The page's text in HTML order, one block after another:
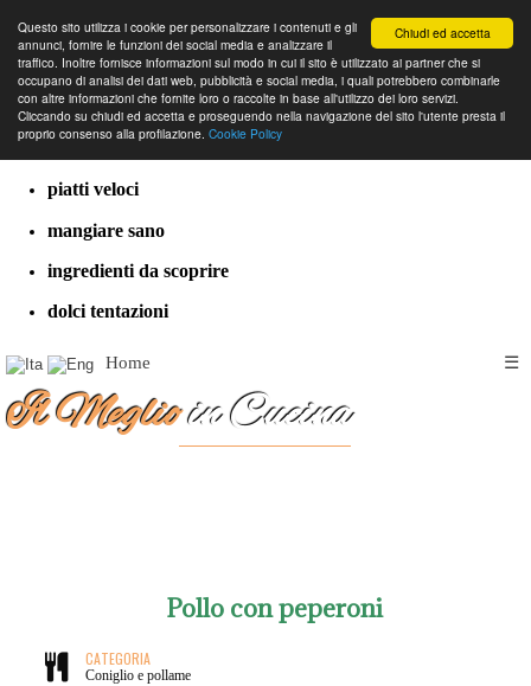
Chiudi ed accetta
Questo sito utilizza i cookie per personalizzare i contenuti e gli
annunci, fornire le funzioni dei social media e analizzare il
traffico. Inoltre fornisce informazioni sul modo in cui il sito è utilizzato ai partner che si
occupano di analisi dei dati web, pubblicità e social media, i quali potrebbero combinarle
con altre informazioni che fornite loro o raccolte in base all'utilizzo dei loro servizi.
Cliccando su chiudi ed accetta e proseguendo nella navigazione del sito l'utente presta il
proprio consenso alla profilazione. Cookie Policy
cucina dal mondo
ricette classiche
piatti veloci
mangiare sano
ingredienti da scoprire
dolci tentazioni
Home ☰
Il Meglioin Cucina
Pollo con peperoni
CATEGORIA
Coniglio e pollame